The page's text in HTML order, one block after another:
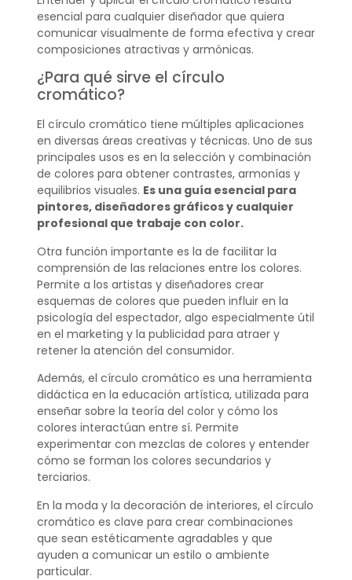
esencial para cualquier diseñador que quiera
comunicar visualmente de forma efectiva y crear
composiciones atractivas y armónicas.
¿Para qué sirve el círculo
cromático?
El círculo cromático tiene múltiples aplicaciones
en diversas áreas creativas y técnicas. Uno de sus
principales usos es en la selección y combinación
de colores para obtener contrastes, armonías y
equilibrios visuales. Es una guía esencial para
pintores, diseñadores gráficos y cualquier
profesional que trabaje con color.
Otra función importante es la de facilitar la
comprensión de las relaciones entre los colores.
Permite a los artistas y diseñadores crear
esquemas de colores que pueden influir en la
psicología del espectador, algo especialmente útil
en el marketing y la publicidad para atraer y
retener la atención del consumidor.
Además, el círculo cromático es una herramienta
didáctica en la educación artística, utilizada para
enseñar sobre la teoría del color y cómo los
colores interactúan entre sí. Permite
experimentar con mezclas de colores y entender
cómo se forman los colores secundarios y
terciarios.
En la moda y la decoración de interiores, el círculo
cromático es clave para crear combinaciones
que sean estéticamente agradables y que
ayuden a comunicar un estilo o ambiente
particular.